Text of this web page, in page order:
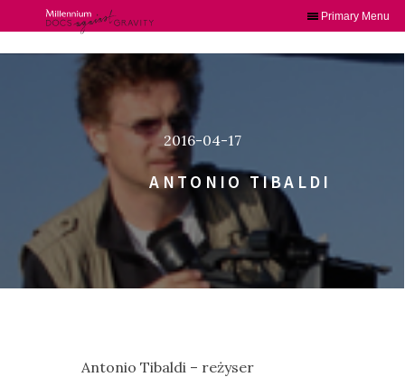
Primary Menu
2016-04-17
ANTONIO TIBALDI
Antonio Tibaldi – reżyser